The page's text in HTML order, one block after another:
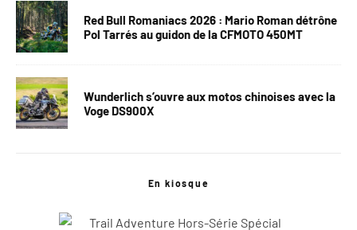
Red Bull Romaniacs 2026 : Mario Roman détrône
Pol Tarrés au guidon de la CFMOTO 450MT
Wunderlich s’ouvre aux motos chinoises avec la
Voge DS900X
En kiosque